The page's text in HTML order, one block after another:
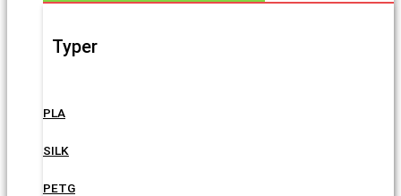
Typer
PLA
SILK
PETG